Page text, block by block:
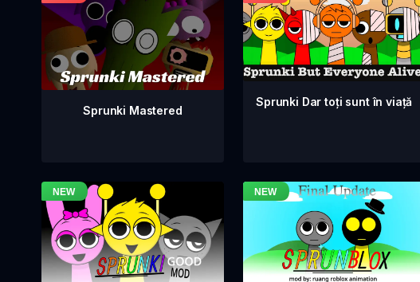
Sprunki Mastered
Sprunki Dar toți sunt în viață